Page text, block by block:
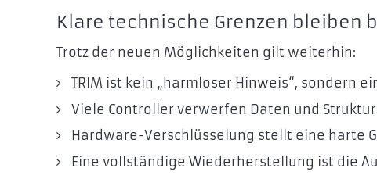
Klare technische Grenzen bleiben
Trotz der neuen Möglichkeiten gilt weiterhin:
TRIM ist kein „harmloser Hinweis“, sondern
Viele Controller verwerfen Daten und
Hardware-Verschlüsselung stellt eine harte
Eine vollständige Wiederherstellung ist die